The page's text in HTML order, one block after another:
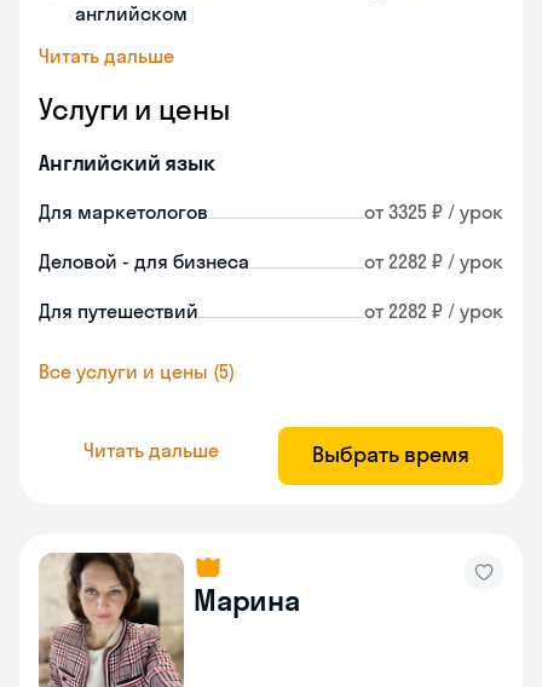
английском
Читать дальше
Услуги и цены
Английский язык
Для маркетологов от 3325 ₽ / урок
Деловой - для бизнеса от 2282 ₽ / урок
Для путешествий от 2282 ₽ / урок
Все услуги и цены (5)
Читать дальше Выбрать время
Марина